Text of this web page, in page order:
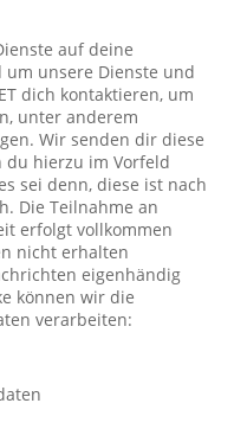
auf deine
unsere Dienste und
dich kontaktieren, um
unter anderem
Wir senden dir diese
du hierzu im Vorfeld
sei denn, diese ist nach
Die Teilnahme an
erfolgt vollkommen
nicht erhalten
eigenhändig
können wir die
verarbeiten: